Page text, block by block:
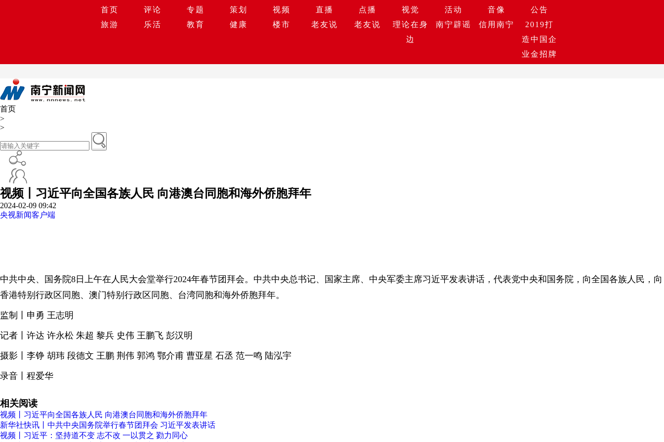
首页 评论 专题 策划 视频 直播 点播 视觉 活动 音像
公告
旅游
乐活 教育 健康 楼市 老友说 老友说
理论在身
边
南宁辟谣 信用南宁
2019打
造中国企
业金招牌
首页
>
>
视频丨习近平向全国各族人民 向港澳台同胞和海外侨胞拜年
2024-02-09 09:42
央视新闻客户端
中共中央、国务院8日上午在人民大会堂举行2024年春节团拜会。中共中央总书记、国家主席、中央军委主席习近平发表讲话，代表党中央和国务院，向全国各族人民，向
香港特别行政区同胞、澳门特别行政区同胞、台湾同胞和海外侨胞拜年。
监制丨申勇 王志明
记者丨许达 许永松 朱超 黎兵 史伟 王鹏飞 彭汉明
摄影丨李铮 胡玮 段德文 王鹏 荆伟 郭鸿 鄂介甫 曹亚星 石丞 范一鸣 陆泓宇
录音丨程爱华
相关阅读
视频丨习近平向全国各族人民 向港澳台同胞和海外侨胞拜年
新华社快讯丨中共中央国务院举行春节团拜会 习近平发表讲话
视频丨习近平：坚持道不变 志不改 一以贯之 勠力同心